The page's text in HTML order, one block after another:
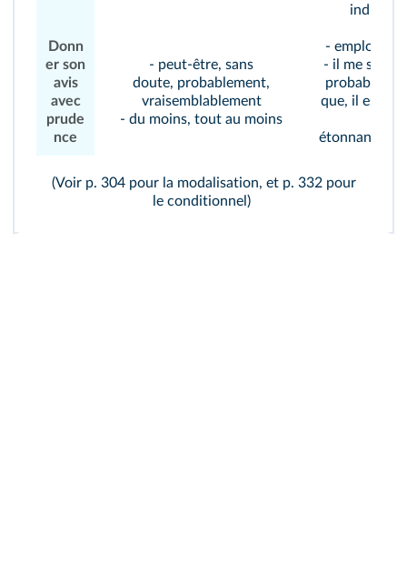
Donn
er son
avis
avec
prude
nce
- peut-être, sans
doute, probablement,
vraisemblablement
- du moins, tout au moins
- emploi du
- il me
probable
que, il est
étonnant/
(Voir p. 304 pour la modalisation, et p. 332 pour
le conditionnel )